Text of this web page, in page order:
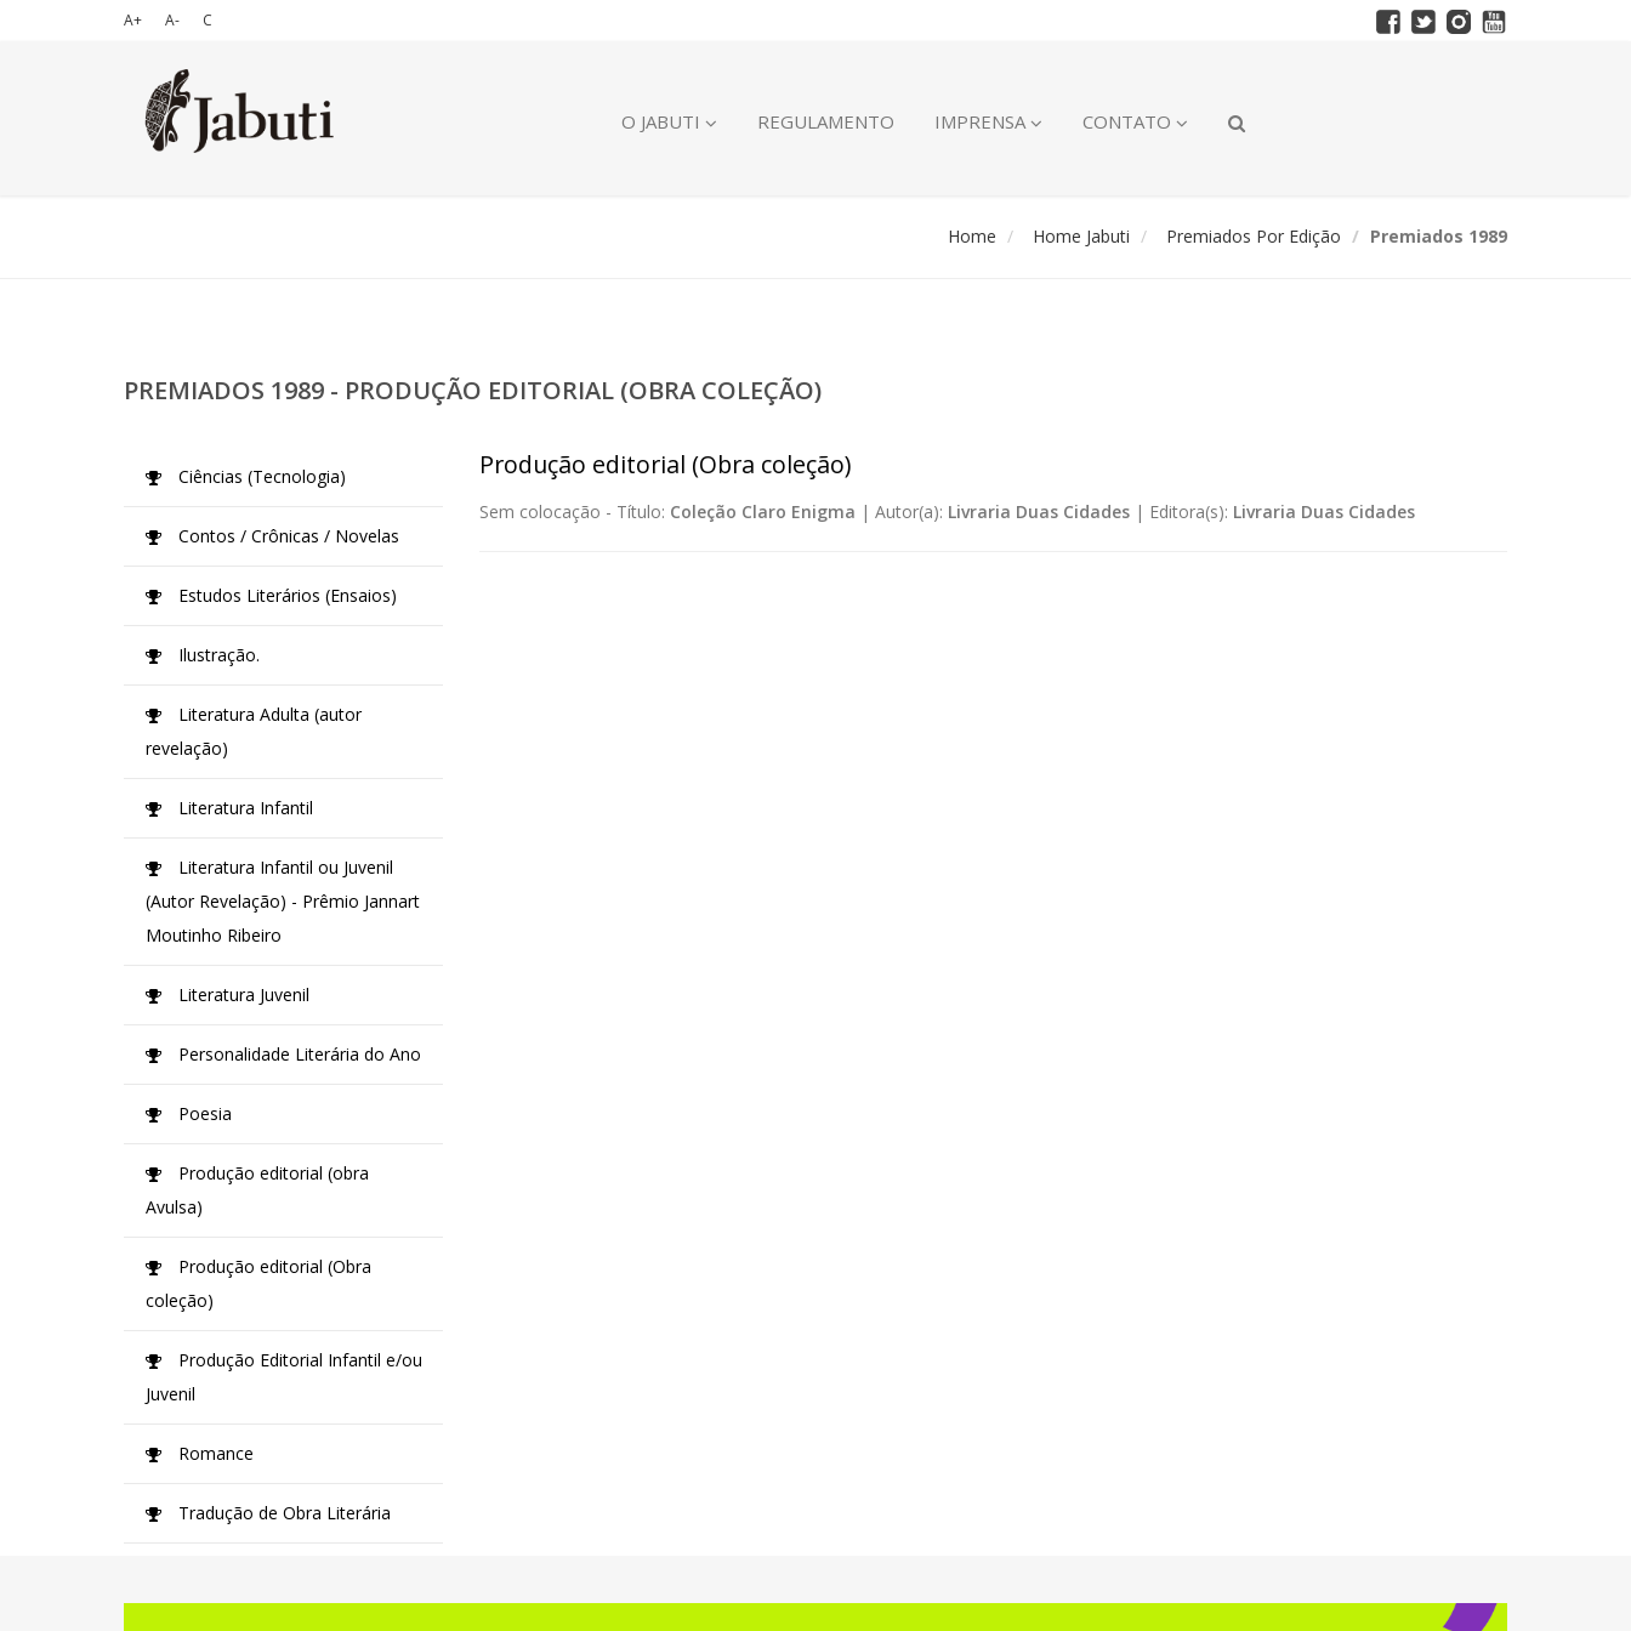
A+ A- C
O JABUTI REGULAMENTO IMPRENSA CONTATO
Home Home Jabuti Premiados Por Edição Premiados 1989
PREMIADOS 1989 - PRODUÇÃO EDITORIAL (OBRA COLEÇÃO)
Produção editorial (Obra coleção)
Sem colocação - Título: Coleção Claro Enigma | Autor(a): Livraria Duas Cidades| Editora(s): Livraria Duas Cidades
Ciências (Tecnologia)
Contos / Crônicas / Novelas
Estudos Literários (Ensaios)
Ilustração.
Literatura Adulta (autor
revelação)
Literatura Infantil
Literatura Infantil ou Juvenil
(Autor Revelação) - Prêmio Jannart
Moutinho Ribeiro
Literatura Juvenil
Personalidade Literária do Ano
Poesia
Produção editorial (obra
Avulsa)
Produção editorial (Obra
coleção)
Produção Editorial Infantil e/ou
Juvenil
Romance
Tradução de Obra Literária